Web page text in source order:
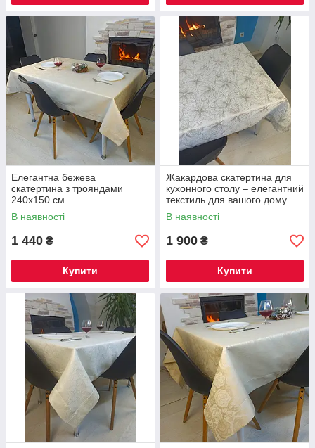
Елегантна бежева
скатертина з трояндами
240х150 см
В наявності
1 440 ₴
Купити
Жакардова скатертина для
кухонного столу – елегантний
текстиль для вашого дому
Скатертина 180х144 см + 4
серветки
В наявності
1 900 ₴
Купити